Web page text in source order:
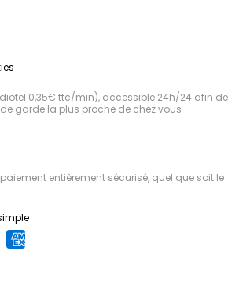
0,35€ ttc/min), accessible 24h/24 afin de
garde la plus proche de chez vous
entièrement sécurisé, quel que soit le